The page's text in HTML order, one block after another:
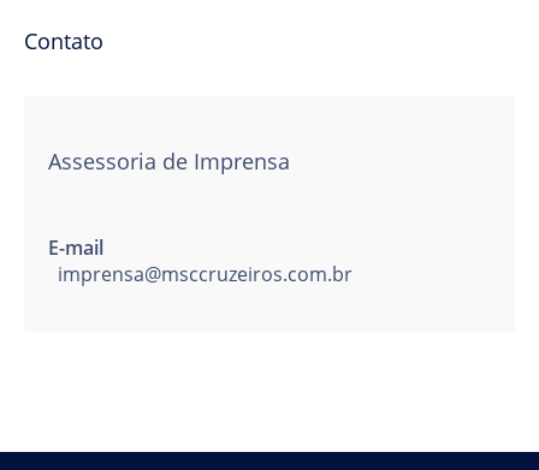
Contato
Assessoria de Imprensa
E-mail
imprensa@msccruzeiros.com.br